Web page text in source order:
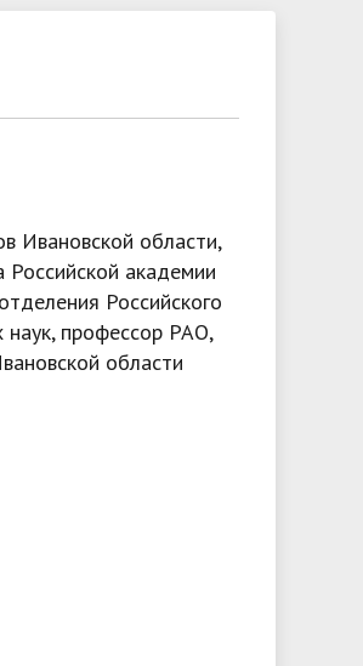
профсоюзная
государственный
граждан ИвГУ
олимпиад
о конкурсах и
волонтерский центр
просвещения ИвГУ
места для приёма
состав
Ивановской области,
Российской академии
Российского
наук, профессор РАО,
области